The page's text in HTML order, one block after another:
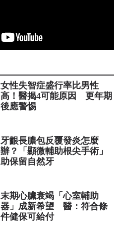
女性失智症盛行率比男性
高！醫揭4可能原因 更年期
後應警惕
牙齦長膿包反覆發炎怎麼
辦？「顯微輔助根尖手術」
助保留自然牙
末期心臟衰竭「心室輔助
器」成新希望 醫：符合條
件健保可給付